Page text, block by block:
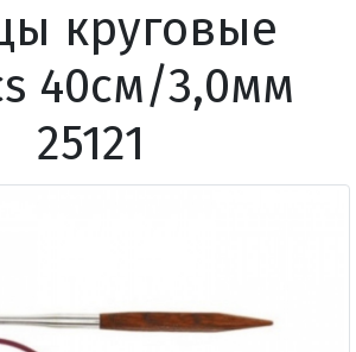
круговые
40см/3,0мм
25121